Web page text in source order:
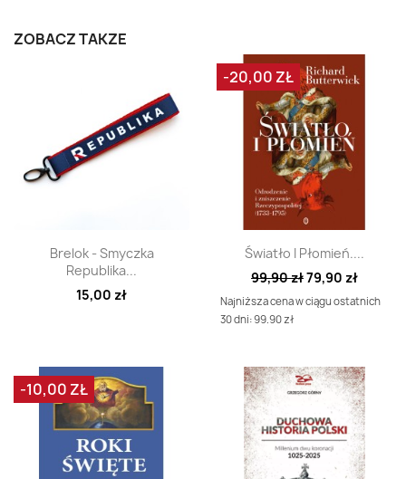
ZOBACZ TAKŻE
Szybki podgląd
Brelok - Smyczka
Republika...
15,00 zł
Szybki podgląd
Światło I Płomień....
99,90 zł79,90 zł
Najniższa cena w ciągu ostatnich
30 dni: 99.90 zł
-20,00 ZŁ
-10,00 ZŁ